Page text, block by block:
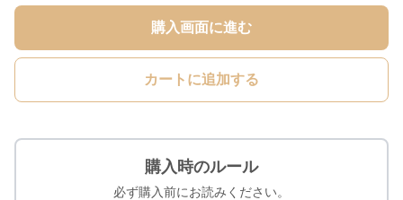
購入画面に進む
カートに追加する
購入時のルール
必ず購入前にお読みください。